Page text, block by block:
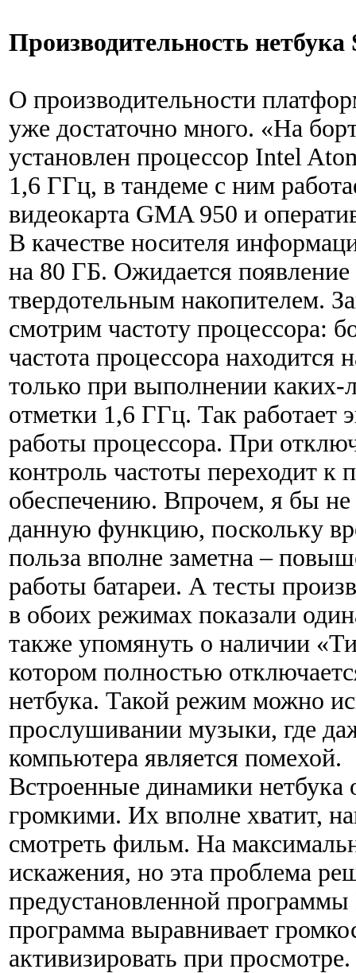
Производительность нетбука
О производительности
уже достаточно много. «На
установлен процессор Intel
1,6 ГГц, в тандеме с ним
видеокарта GMA 950 и
В качестве носителя
на 80 ГБ. Ожидается
твердотельным накопителем.
смотрим частоту процессора:
частота процессора
только при выполнении каких-
отметки 1,6 ГГц. Так работает
работы процессора. При
контроль частоты переходит к
обеспечению. Впрочем, я бы не
данную функцию, поскольку
польза вполне заметна –
работы батареи. А тесты
в обоих режимах показали
также упомянуть о наличии
котором полностью
нетбука. Такой режим можно
прослушивании музыки, где
компьютера является помехой.
Встроенные динамики нетбука
громкими. Их вполне хватит,
смотреть фильм. На
искажения, но эта проблема
предустановленной
программа выравнивает
активизировать при просмотре.